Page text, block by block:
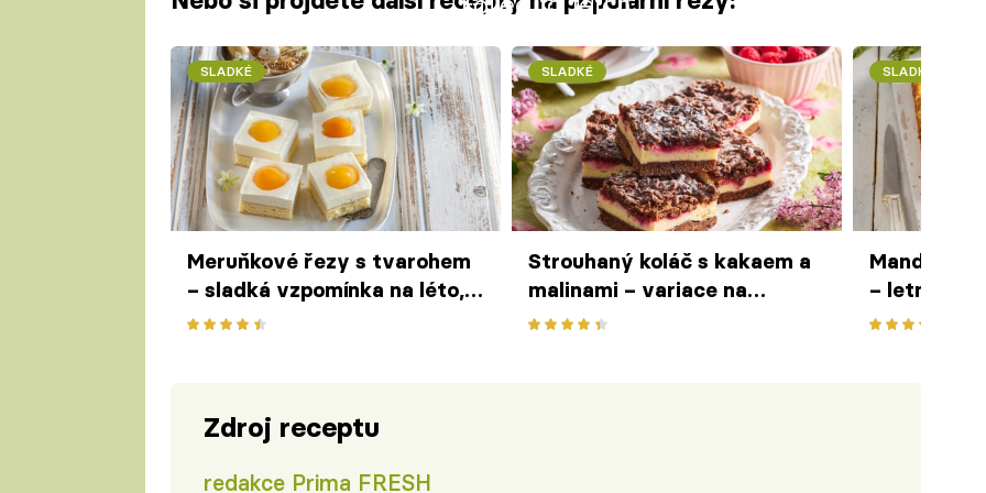
SLADKÉ
Meruňkové řezy s tvarohem
– sladká vzpomínka na léto,
která rozzáří váš stůl
SLADKÉ
Strouhaný koláč s kakaem a
malinami – variace na
oblíbené tvarohové řezy s
SLADKÉ
Mandlový
– letní
nebo
Zdroj receptu
redakce Prima FRESH